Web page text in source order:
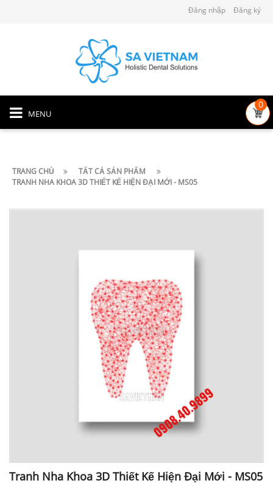
Đăng nhập Đăng ký
MENU
0
TRANG CHỦ
TẤT CẢ SẢN PHẨM
TRANH NHA KHOA 3D THIẾT KẾ HIỆN ĐẠI MỚI - MS05
Tranh Nha Khoa 3D Thiết Kế Hiện Đại Mới - MS05